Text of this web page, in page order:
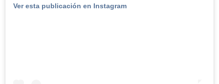
Ver esta publicación en Instagram